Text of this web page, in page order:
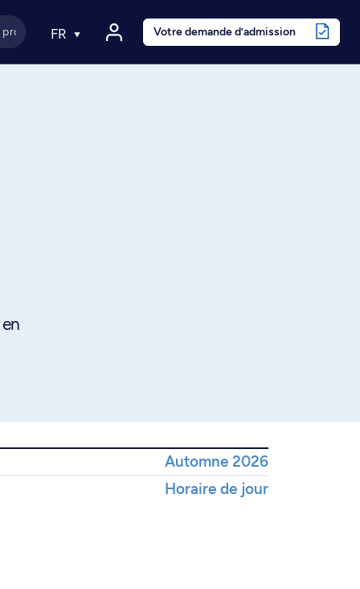
FR Votre demande d’admission
Automne 2026
Horaire de jour